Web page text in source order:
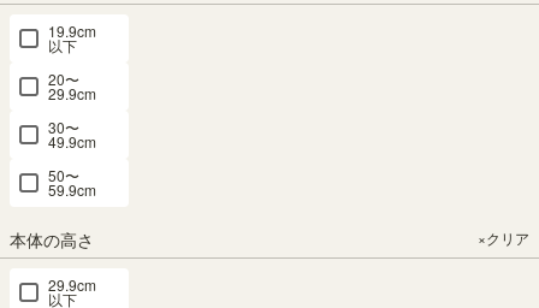
19.9cm
以下
20〜
29.9cm
30〜
49.9cm
50〜
59.9cm
本体の高さ ×クリア
29.9cm
以下
まだご登録がお済みでないお
会員登録（無料）していただくとお得な特典をご利用い